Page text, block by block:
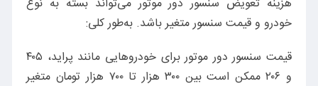
هزینه تعویض سنسور دور موتور می‌تواند بسته به نوع
خودرو و قیمت سنسور متغیر باشد. به‌طور کلی:
قیمت سنسور دور موتور برای خودروهایی مانند پراید، ۴۰۵
و ۲۰۶ ممکن است بین ۳۰۰ هزار تا ۷۰۰ هزار تومان متغیر